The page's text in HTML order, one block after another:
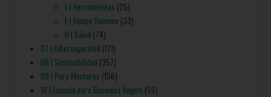
E | Herramientas (25)
F | Equipo Humano (33)
H | Salud (74)
07 | Ciberseguridad (171)
08 | Sostenibilidad (357)
09 | Para Mentores (156)
10 | Escuela para Business Angels (55)